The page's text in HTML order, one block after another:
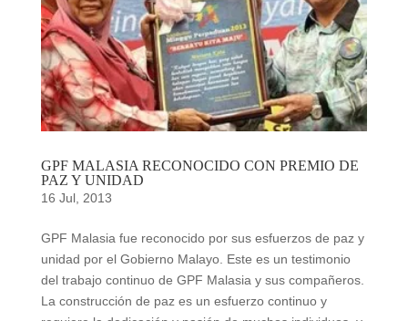
GPF MALASIA RECONOCIDO CON PREMIO DE
PAZ Y UNIDAD
16 Jul, 2013
GPF Malasia fue reconocido por sus esfuerzos de paz y
unidad por el Gobierno Malayo. Este es un testimonio
del trabajo continuo de GPF Malasia y sus compañeros.
La construcción de paz es un esfuerzo continuo y